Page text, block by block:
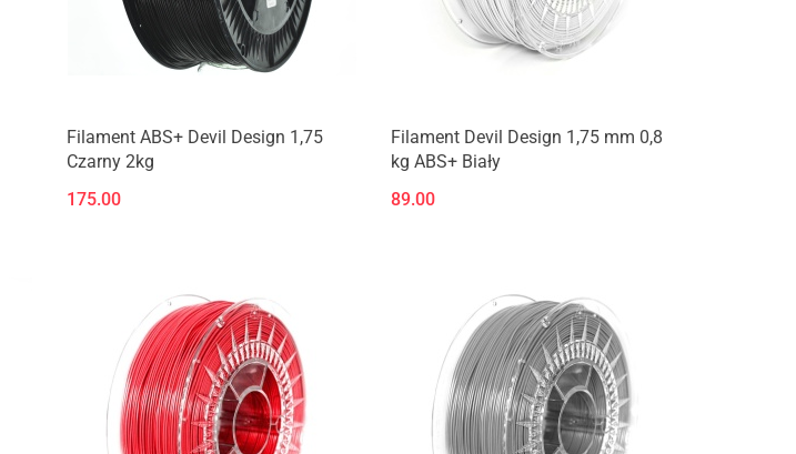
Produkt niedostępny
Filament ABS+ Devil Design 1,75
Czarny 2kg
175.00
Filament Devil Design 1,75 mm 0,8
kg ABS+ Biały
89.00